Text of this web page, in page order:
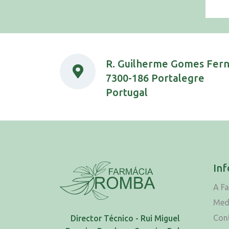
R. Guilherme Gomes
7300-186 Portalegre
Portugal
Director Técnico - Rui Miguel
A